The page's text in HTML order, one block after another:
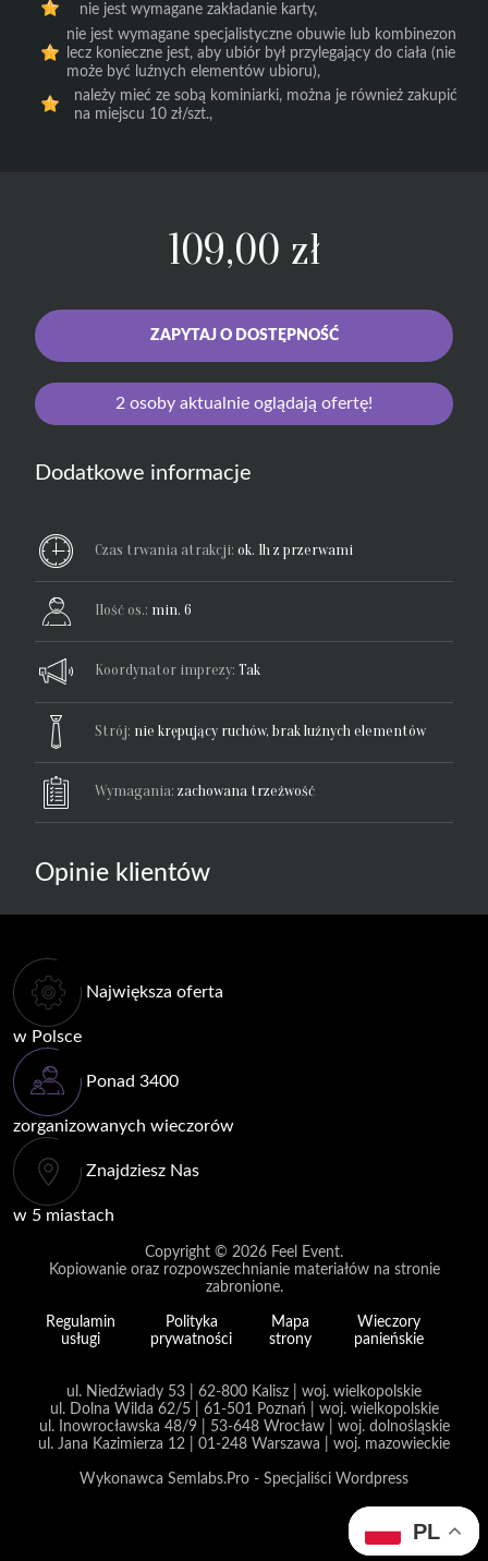
nie jest wymagane zakładanie karty,
nie jest wymagane specjalistyczne obuwie lub kombinezon
lecz konieczne jest, aby ubiór był przylegający do ciała (nie
może być luźnych elementów ubioru),
należy mieć ze sobą kominiarki, można je również zakupić
na miejscu 10 zł/szt.,
109,00 zł
ZAPYTAJ O DOSTĘPNOŚĆ
2 osoby aktualnie oglądają ofertę!
Dodatkowe informacje
Czas trwania atrakcji: ok. 1h z przerwami
Ilość os.: min. 6
Koordynator imprezy: Tak
Strój: nie krępujący ruchów, brak luźnych elementów
Wymagania: zachowana trzeźwość
Opinie klientów
Największa oferta
w Polsce
Ponad 3400
zorganizowanych wieczorów
Znajdziesz Nas
w 5 miastach
Copyright © 2026 Feel Event.
Kopiowanie oraz rozpowszechnianie materiałów na stronie
zabronione.
Regulamin
usługi
Polityka
prywatności
Mapa
strony
Wieczory
panieńskie
ul. Niedźwiady 53 | 62-800 Kalisz | woj. wielkopolskie
ul. Dolna Wilda 62/5 | 61-501 Poznań | woj. wielkopolskie
ul. Inowrocławska 48/9 | 53-648 Wrocław | woj. dolnośląskie
ul. Jana Kazimierza 12 | 01-248 Warszawa | woj. mazowieckie
Wykonawca Semlabs.Pro - Specjaliści Wordpress
PL